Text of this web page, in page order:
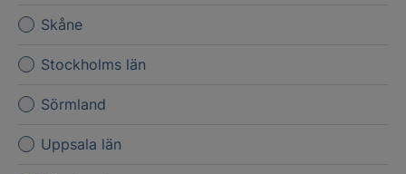
Skåne
Stockholms län
Sörmland
Uppsala län